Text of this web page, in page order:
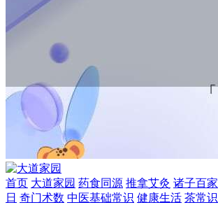
首页 大道家园 药食同源 推拿艾灸 诸子百家
日 奇门术数 中医基础常识 健康生活 茶常识